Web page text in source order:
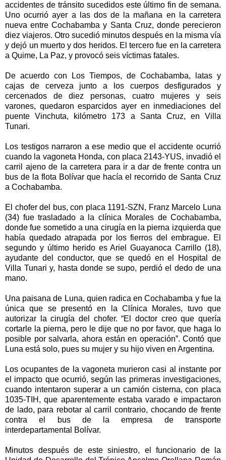
accidentes de tránsito sucedidos este último fin de semana.
Uno ocurrió ayer a las dos de la mañana en la carretera
nueva entre Cochabamba y Santa Cruz, donde perecieron
diez viajeros. Otro sucedió minutos después en la misma vía
y dejó un muerto y dos heridos. El tercero fue en la carretera
a Quime, La Paz, y provocó seis víctimas fatales.
De acuerdo con Los Tiempos, de Cochabamba, latas y
cajas de cerveza junto a los cuerpos desfigurados y
cercenados de diez personas, cuatro mujeres y seis
varones, quedaron esparcidos ayer en inmediaciones del
puente Vinchuta, kilómetro 173 a Santa Cruz, en Villa
Tunari.
Los testigos narraron a ese medio que el accidente ocurrió
cuando la vagoneta Honda, con placa 2143-YUS, invadió el
carril ajeno de la carretera para ir a dar de frente contra un
bus de la flota Bolívar que hacía el recorrido de Santa Cruz
a Cochabamba.
El chofer del bus, con placa 1191-SZN, Franz Marcelo Luna
(34) fue trasladado a la clínica Morales de Cochabamba,
donde fue sometido a una cirugía en la pierna izquierda que
había quedado atrapada por los fierros del embrague. El
segundo y último herido es Ariel Guayanoca Carrillo (18),
ayudante del conductor, que se quedó en el Hospital de
Villa Tunari y, hasta donde se supo, perdió el dedo de una
mano.
Una paisana de Luna, quien radica en Cochabamba y fue la
única que se presentó en la Clínica Morales, tuvo que
autorizar la cirugía del chofer. “El doctor creo que quería
cortarle la pierna, pero le dije que no por favor, que haga lo
posible por salvarla, ahora están en operación”. Contó que
Luna está solo, pues su mujer y su hijo viven en Argentina.
Los ocupantes de la vagoneta murieron casi al instante por
el impacto que ocurrió, según las primeras investigaciones,
cuando intentaron superar a un camión cisterna, con placa
1035-TIH, que aparentemente estaba varado e impactaron
de lado, para rebotar al carril contrario, chocando de frente
contra el bus de la empresa de transporte
interdepartamental Bolívar.
Minutos después de este siniestro, el funcionario de la